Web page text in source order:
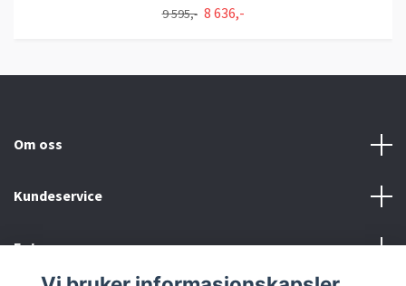
9 595,- 8 636,-
Om oss
Kundeservice
Fotmeny